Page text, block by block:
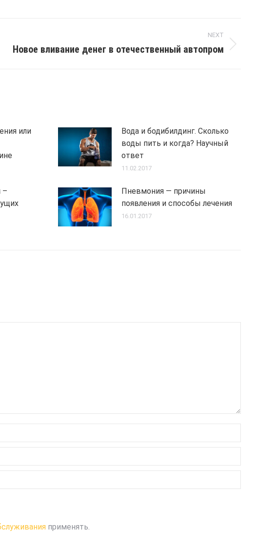
NEXT
Новое вливание денег в отечественный автопром
или
Вода и бодибилдинг. Сколько
воды пить и когда? Научный
ответ
11.02.2017
–
Пневмония — причины
появления и способы лечения
16.01.2017
применять.